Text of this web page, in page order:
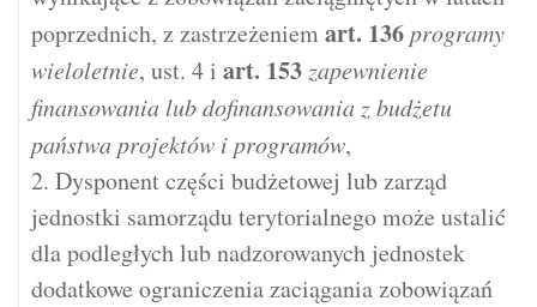
poprzednich, z zastrzeżeniemart. 136 programy
wieloletnie, ust. 4 i art. 153 zapewnienie
finansowania lub dofinansowania z budżetu
państwa projektów i programów,
2. Dysponent części budżetowej lub zarząd
jednostki samorządu terytorialnego może ustalić
dla podległych lub nadzorowanych jednostek
dodatkowe ograniczenia zaciągania zobowiązań